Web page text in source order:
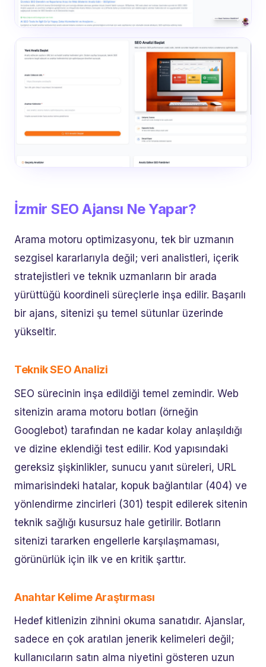
İzmir SEO Ajansı Ne Yapar?
Arama motoru optimizasyonu, tek bir uzmanın
sezgisel kararlarıyla değil; veri analistleri, içerik
stratejistleri ve teknik uzmanların bir arada
yürüttüğü koordineli süreçlerle inşa edilir. Başarılı
bir ajans, sitenizi şu temel sütunlar üzerinde
yükseltir.
Teknik SEO Analizi
SEO sürecinin inşa edildiği temel zemindir. Web
sitenizin arama motoru botları (örneğin
Googlebot) tarafından ne kadar kolay anlaşıldığı
ve dizine eklendiği test edilir. Kod yapısındaki
gereksiz şişkinlikler, sunucu yanıt süreleri, URL
mimarisindeki hatalar, kopuk bağlantılar (404) ve
yönlendirme zincirleri (301) tespit edilerek sitenin
teknik sağlığı kusursuz hale getirilir. Botların
sitenizi tararken engellerle karşılaşmaması,
görünürlük için ilk ve en kritik şarttır.
Anahtar Kelime Araştırması
Hedef kitlenizin zihnini okuma sanatıdır. Ajanslar,
sadece en çok aratılan jenerik kelimeleri değil;
kullanıcıların satın alma niyetini gösteren uzun